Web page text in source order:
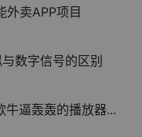
卖APP项目
数字信号的区别
牛逼轰轰的播放器...